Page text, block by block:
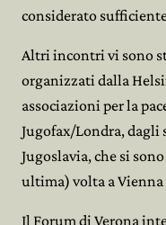
considerato
Altri incontri vi sono
organizzati dalla
associazioni per la
Jugofax/Londra, dagli
Jugoslavia, che si
ultima) volta a
Il Forum di Verona